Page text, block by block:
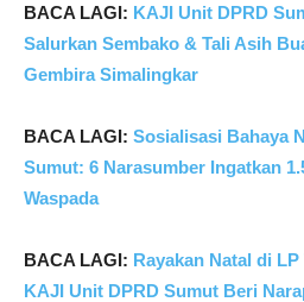
BACA LAGI: KAJI Unit DPRD
Salurkan Sembako & Tali Asih
Gembira Simalingkar
BACA LAGI: Sosialisasi Bahaya
Sumut: 6 Narasumber Ingatkan
Waspada
BACA LAGI: Rayakan Natal di
KAJI Unit DPRD Sumut Beri